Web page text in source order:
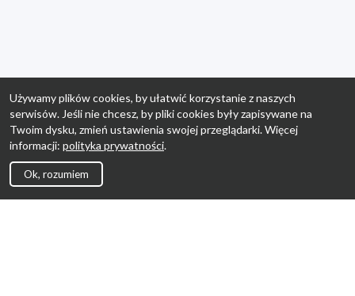
Używamy plików cookies, by ułatwić korzystanie z naszych
serwisów. Jeśli nie chcesz, by pliki cookies były zapisywane na
Twoim dysku, zmień ustawienia swojej przeglądarki. Więcej
informacji: polityka prywatności.
Ok, rozumiem